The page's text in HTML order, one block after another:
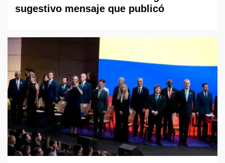
sugestivo mensaje que publicó